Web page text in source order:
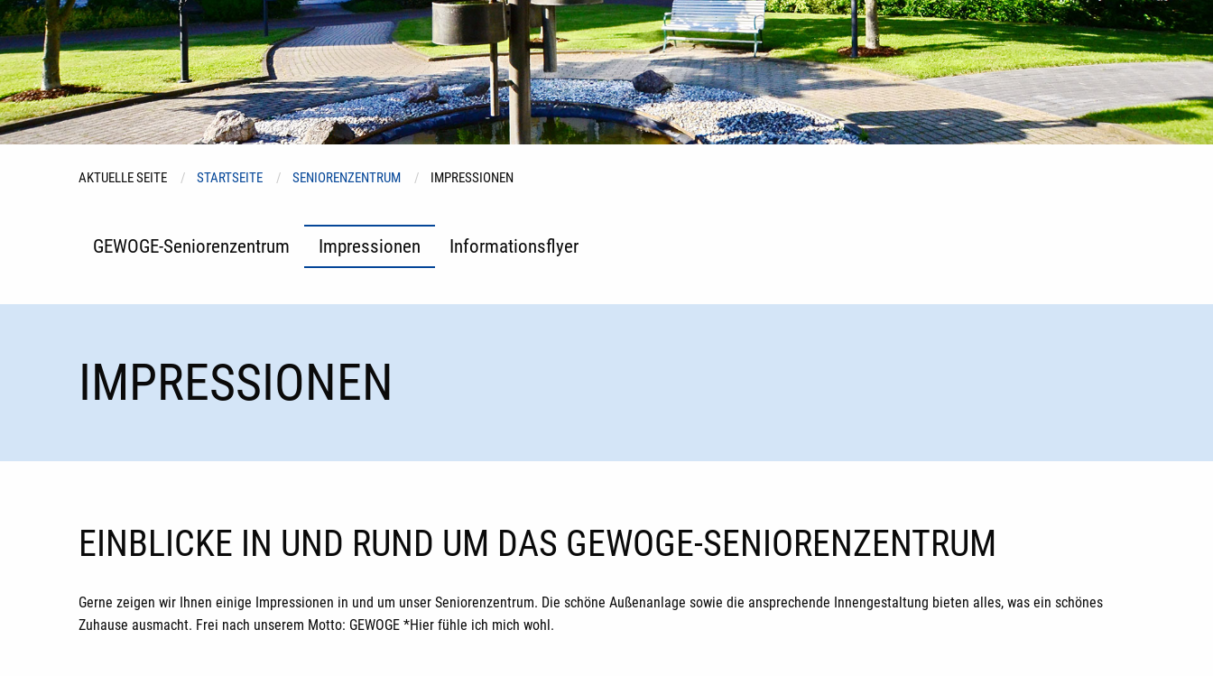
AKTUELLE SEITE STARTSEITE SENIORENZENTRUM IMPRESSIONEN
GEWOGE-Seniorenzentrum Impressionen Informationsflyer
IMPRESSIONEN
EINBLICKE IN UND RUND UM DAS GEWOGE-SENIORENZENTRUM
Gerne zeigen wir Ihnen einige Impressionen in und um unser Seniorenzentrum. Die schöne Außenanlage sowie die ansprechende Innengestaltung bieten alles, was ein schönes
Zuhause ausmacht. Frei nach unserem Motto: GEWOGE *Hier fühle ich mich wohl.